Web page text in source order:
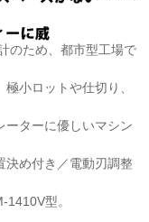
のため、都市型工場で
小ロットや仕切り、
ーターに優しいマシン
決め付き／電動刃調整
1410V型。